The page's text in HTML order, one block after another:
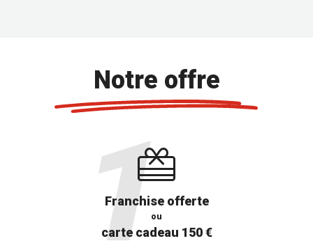
Notre offre
Franchise offerte
ou
carte cadeau 150 €